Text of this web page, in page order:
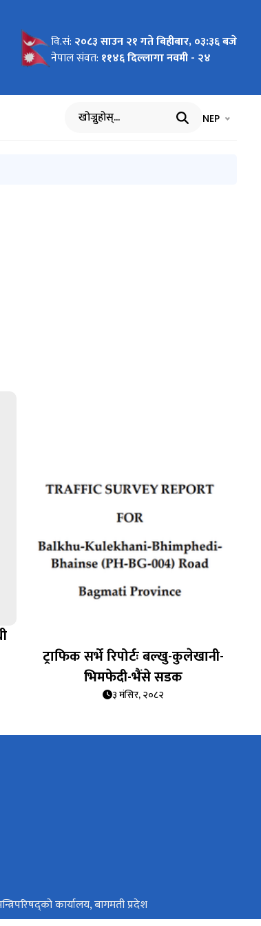
वि.सं: २०८३ साउन २१ गते बिहीबार, ०३:३६ बजे
नेपाल संवत: ११४६ दिल्लागा नवमी - २४
खोज्नुहोस् भाषा चयन
NEP
ट्राफिक सर्भे रिपोर्टः बल्खु-कुलेखानी-
भिमफेदी-भैंसे सडक
३ मंसिर, २०८२
कार्यालय, बागमती प्रदेश